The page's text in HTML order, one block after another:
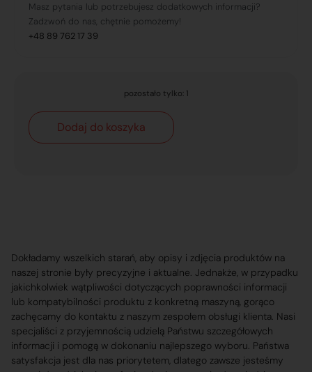
Masz pytania lub potrzebujesz dodatkowych informacji?
Zadzwoń do nas, chętnie pomożemy!
+48 89 762 17 39
pozostało tylko: 1
Dodaj do koszyka
Dokładamy wszelkich starań, aby opisy i zdjęcia produktów na
naszej stronie były precyzyjne i aktualne. Jednakże, w przypadku
jakichkolwiek wątpliwości dotyczących poprawności informacji
lub kompatybilności produktu z konkretną maszyną, gorąco
zachęcamy do kontaktu z naszym zespołem obsługi klienta. Nasi
specjaliści z przyjemnością udzielą Państwu szczegółowych
informacji i pomogą w dokonaniu najlepszego wyboru. Państwa
satysfakcja jest dla nas priorytetem, dlatego zawsze jesteśmy